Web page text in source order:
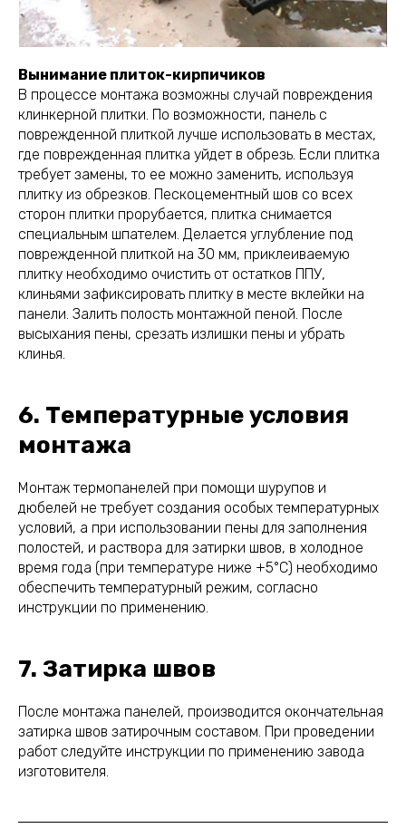
Вынимание плиток-кирпичиков
В процессе монтажа возможны случай повреждения
клинкерной плитки. По возможности, панель с
поврежденной плиткой лучше использовать в местах,
где поврежденная плитка уйдет в обрезь. Если плитка
требует замены, то ее можно заменить, используя
плитку из обрезков. Пескоцементный шов со всех
сторон плитки прорубается, плитка снимается
специальным шпателем. Делается углубление под
поврежденной плиткой на 30 мм, приклеиваемую
плитку необходимо очистить от остатков ППУ,
клиньями зафиксировать плитку в месте вклейки на
панели. Залить полость монтажной пеной. После
высыхания пены, срезать излишки пены и убрать
клинья.
6. Температурные условия
монтажа
Монтаж термопанелей при помощи шурупов и
дюбелей не требует создания особых температурных
условий, а при использовании пены для заполнения
полостей, и раствора для затирки швов, в холодное
время года (при температуре ниже +5°С) необходимо
обеспечить температурный режим, согласно
инструкции по применению.
7. Затирка швов
После монтажа панелей, производится окончательная
затирка швов затирочным составом. При проведении
работ следуйте инструкции по применению завода
изготовителя.